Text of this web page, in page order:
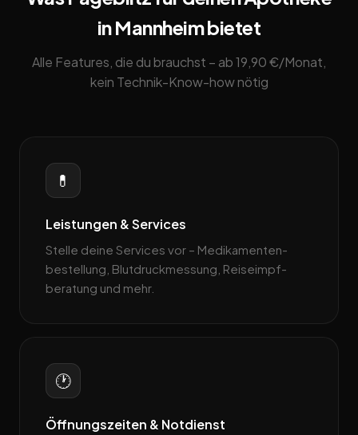
in Mannheim bietet
Alle Features, die du brauchst – ab 19,90 €/Monat,
kein Technik-Know-how nötig
💊
Leistungen & Services
Stelle deine Services vor – Medikamenten­
bestellung, Blutdruckmessung, Reiseimpf­
beratung und mehr.
🕐
Öffnungszeiten & Notdienst